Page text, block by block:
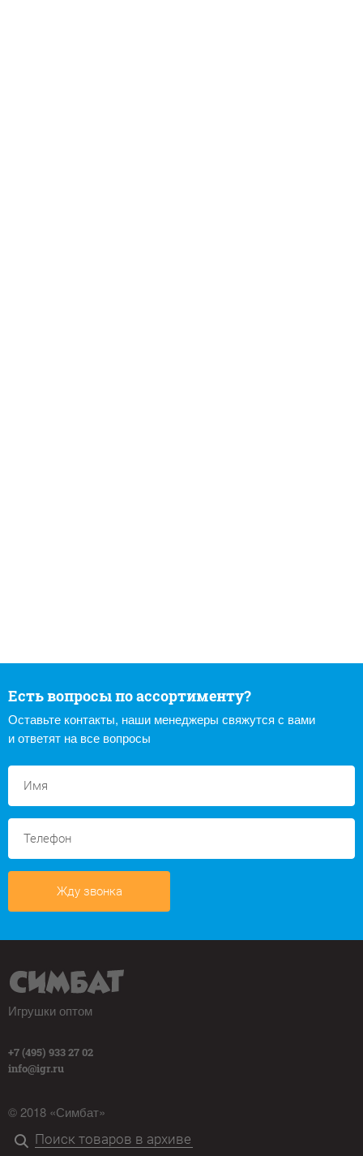
Есть вопросы по ассортименту?
Оставьте контакты, наши менеджеры свяжутся с вами
и ответят на все вопросы
Жду звонка
Игрушки оптом
+7 (495) 933 27 02
info@igr.ru
© 2018 «Симбат»